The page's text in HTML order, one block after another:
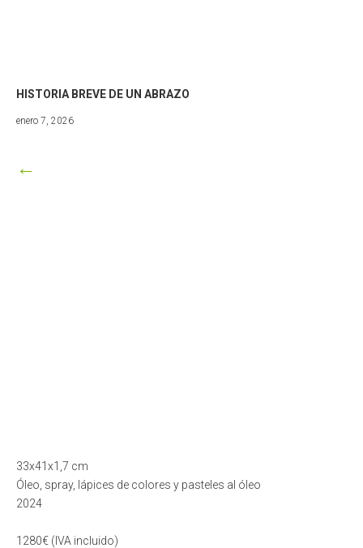
HISTORIA BREVE DE UN ABRAZO
enero 7, 2026julio
←
33x41x1,7 cm
Óleo, spray, lápices de colores y pasteles al óleo
2024
1280€ (IVA incluido)